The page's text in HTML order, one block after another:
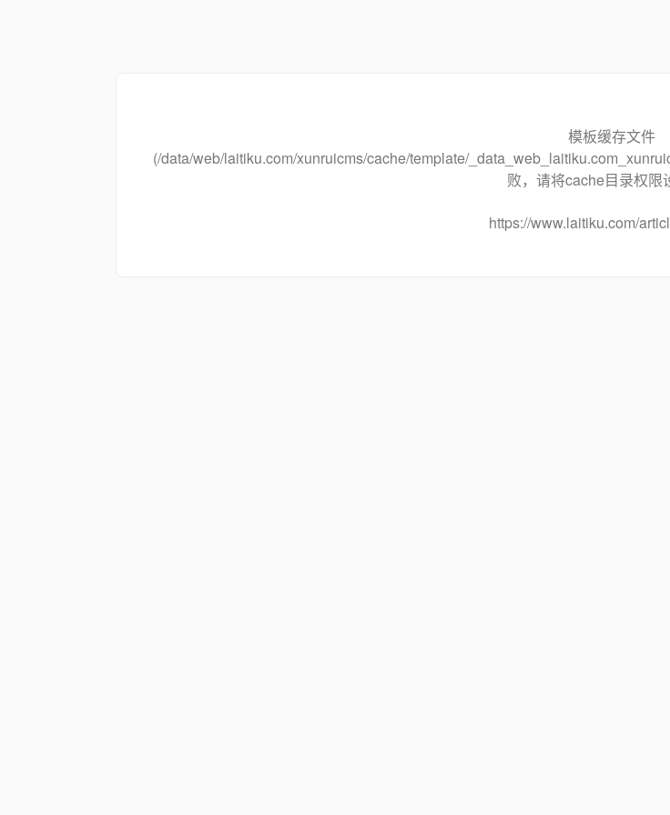
模板缓存文件
(/data/web/laitiku.com/xunruicms/cache/template/
败，请将cache目录权限
https://www.laitiku.com/